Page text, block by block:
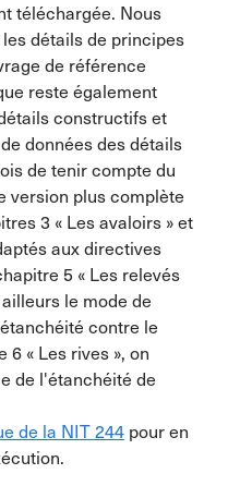
téléchargée. Nous
détails de principes
de référence
reste également
constructifs et
données des détails
de tenir compte du
version plus complète
3 « Les avaloirs » et
aux directives
5 « Les relevés
le mode de
contre le
« Les rives », on
de l'étanchéité de
de la NIT 244 pour en